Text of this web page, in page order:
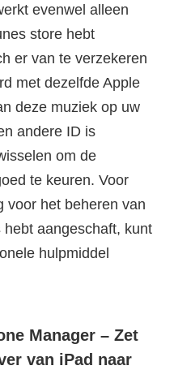
evenwel alleen
store hebt
er van te verzekeren
met dezelfde Apple
deze muziek op uw
andere ID is
om de
te keuren. Voor
voor het beheren van
aangeschaft, kunt
hulpmiddel
Manager – Zet
van iPad naar